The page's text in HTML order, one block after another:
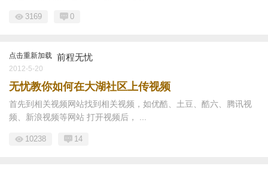
3169 0
点击重新加载 前程无忧
2012-5-20
无忧教你如何在大湖社区上传视频
首先到相关视频网站找到相关视频，如优酷、土豆、酷六、腾讯视
频、新浪视频等网站 打开视频后， ...
10238 14